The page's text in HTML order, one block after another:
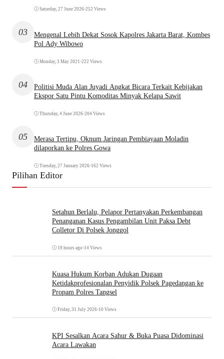
Saturday, 27 June 2026•252 Views
03
Mengenal Lebih Dekat Sosok Kapolres Jakarta Barat, Kombes
Pol Ady Wibowo
Monday, 3 May 2021 •222 Views
04
Politisi Muda Alan Juyadi Angkat Bicara Terkait Kebijakan
Ekspor Satu Pintu Komoditas Minyak Kelapa Sawit
Thursday, 4 June 2026•204 Views
05
Merasa Tertipu, Oknum Jaringan Pembiayaan Moladin
dilaporkan ke Polres Gowa
Tuesday, 27 January 2026•162 Views
Pilihan Editor
Setahun Berlalu, Pelapor Pertanyakan Perkembangan
Penanganan Kasus Pengambilan Unit Paksa Debt
Colletor Di Polsek Jonggol
19 hours ago •14 Views
Kuasa Hukum Korban Adukan Dugaan
Ketidakprofesionalan Penyidik Polsek Pagedangan ke
Propam Polres Tangsel
Friday, 31 July 2026•10 Views
KPI Sesalkan Acara Sahur & Buka Puasa Didominasi
Acara Lawakan